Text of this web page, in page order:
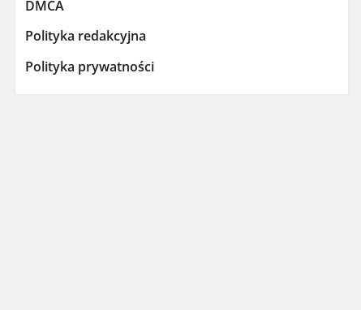
DMCA
Polityka redakcyjna
Polityka prywatności